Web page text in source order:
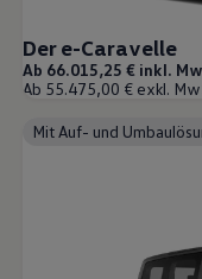
Der e-Caravelle
Ab 66.015,25 € inkl.
Ab 55.475,00 € exkl.
Mit Auf- und